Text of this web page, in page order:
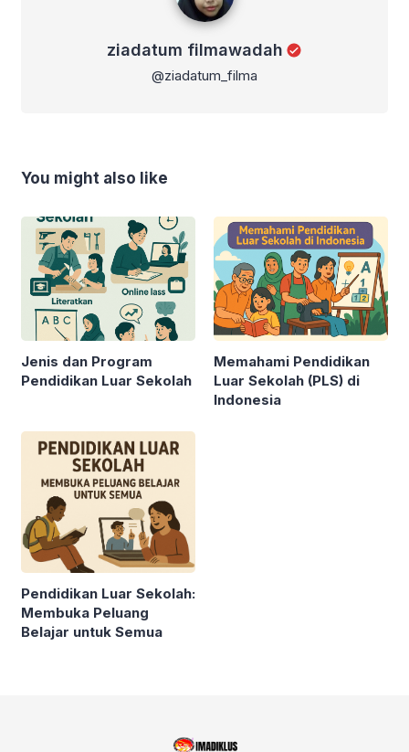
ziadatum filmawadah
@ziadatum_filma
You might also like
Jenis dan Program
Pendidikan Luar Sekolah
Memahami Pendidikan
Luar Sekolah (PLS) di
Indonesia
Pendidikan Luar Sekolah:
Membuka Peluang
Belajar untuk Semua